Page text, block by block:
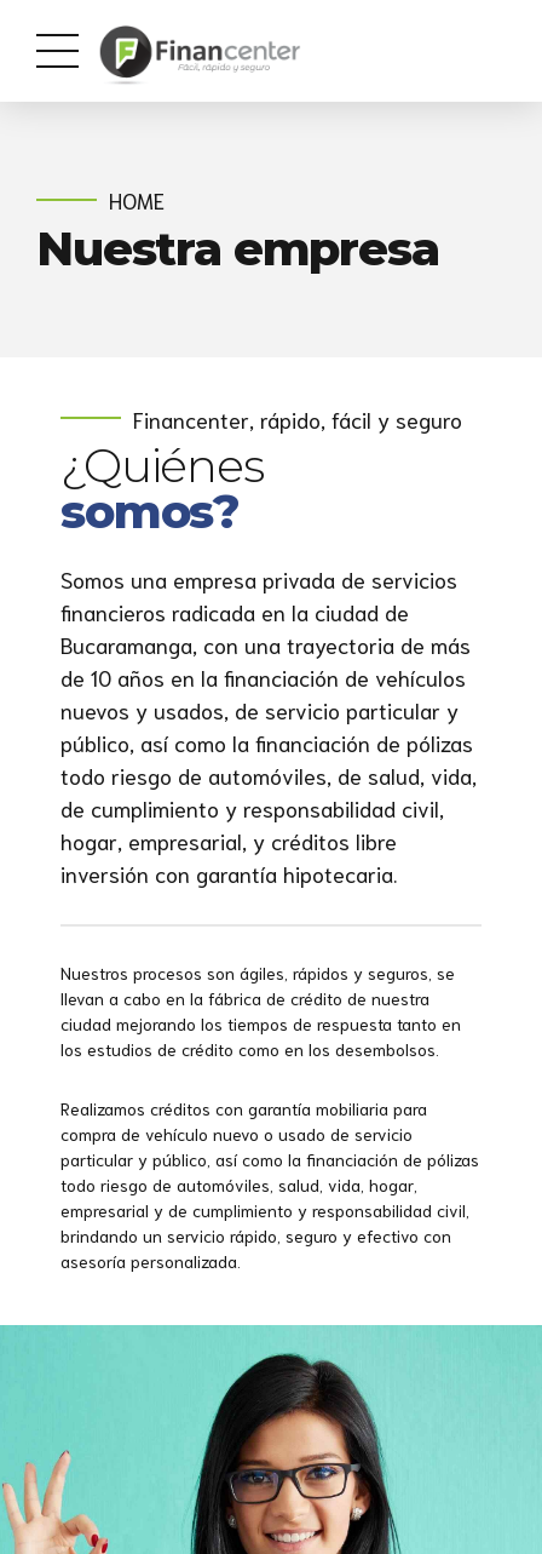
HOME
Nuestra empresa
Financenter, rápido, fácil y seguro
¿Quiénes
somos?
Somos una empresa privada de servicios
financieros radicada en la ciudad de
Bucaramanga, con una trayectoria de más
de 10 años en la financiación de vehículos
nuevos y usados, de servicio particular y
público, así como la financiación de pólizas
todo riesgo de automóviles, de salud, vida,
de cumplimiento y responsabilidad civil,
hogar, empresarial, y créditos libre
inversión con garantía hipotecaria.
Nuestros procesos son ágiles, rápidos y seguros, se
llevan a cabo en la fábrica de crédito de nuestra
ciudad mejorando los tiempos de respuesta tanto en
los estudios de crédito como en los desembolsos.
Realizamos créditos con garantía mobiliaria para
compra de vehículo nuevo o usado de servicio
particular y público, así como la financiación de pólizas
todo riesgo de automóviles, salud, vida, hogar,
empresarial y de cumplimiento y responsabilidad civil,
brindando un servicio rápido, seguro y efectivo con
asesoría personalizada.